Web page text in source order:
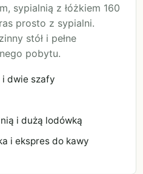
sypialnią z łóżkiem 160
prosto z sypialni.
stół i pełne
pobytu.
i dwie szafy
i dużą lodówką
i ekspres do kawy